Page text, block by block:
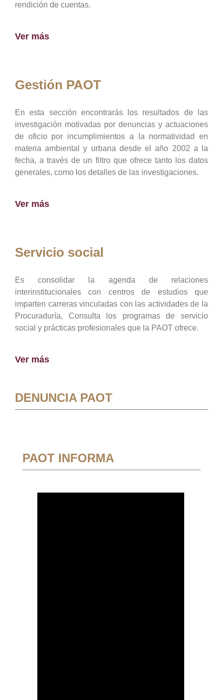
rendición de cuentas.
Ver más
Gestión PAOT
En esta sección encontrarás los resultados de las
investigación motivadas por denuncias y actuaciones
de oficio por incumplimientos a la normatividad en
materia ambiental y urbana desde el año 2002 a la
fecha, a través de un filtro que ofrece tanto los datos
generales, como los detalles de las investigaciones.
Ver más
Servicio social
Es consolidar la agenda de relaciones
interinstitucionales con centros de estudios que
imparten carreras vinculadas con las actividades de la
Procuraduría, Consulta los programas de servicio
social y prácticas profesionales que la PAOT ofrece.
Ver más
DENUNCIA PAOT
PAOT INFORMA